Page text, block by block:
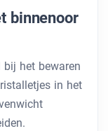
binnenoor
bij het bewaren
in het